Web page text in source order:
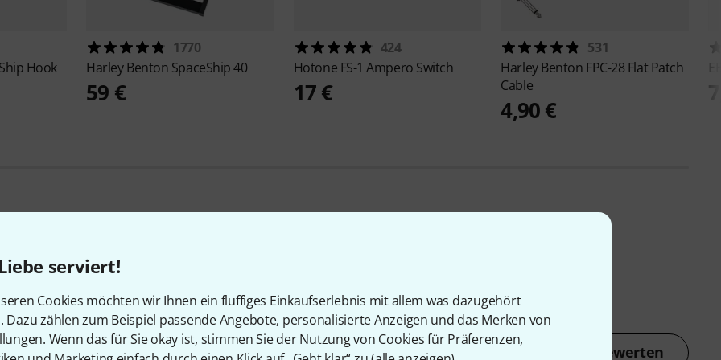
serviert!
Cookies möchten wir Ihnen ein fluffiges Einkaufserlebnis mit allem was dazugehört
Dazu zählen zum Beispiel passende Angebote, personalisierte Anzeigen und das Merken von
Wenn das für Sie okay ist, stimmen Sie der Nutzung von Cookies für Präferenzen,
Hook
1770
Harley Benton SpaceShip 40
59 €
424
Hotone FS-1 Ampero Switch
17 €
531
Harley Benton FPC-28 Flat Patch
Cable
4,90 €
5Kundenbewertungen
4.8/ 5 Jetzt bewerten